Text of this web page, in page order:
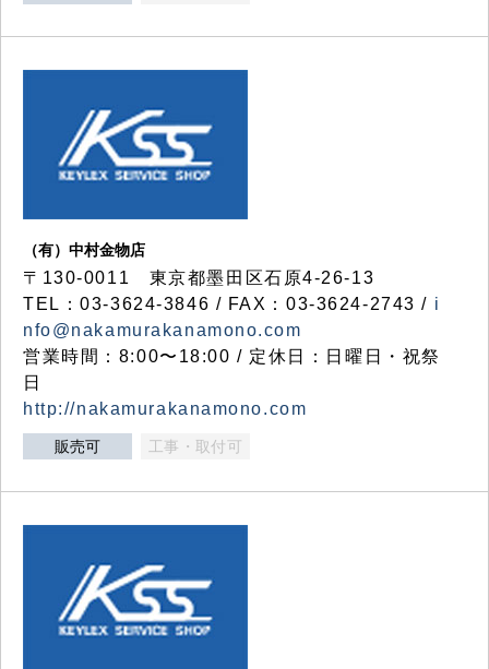
（有）中村金物店
〒130-0011 東京都墨田区石原4-26-13
TEL：03-3624-3846 / FAX：03-3624-2743 / i
nfo@nakamurakanamono.com
営業時間：8:00〜18:00 / 定休日：日曜日・祝祭
日
http://nakamurakanamono.com
販売可 工事・取付可